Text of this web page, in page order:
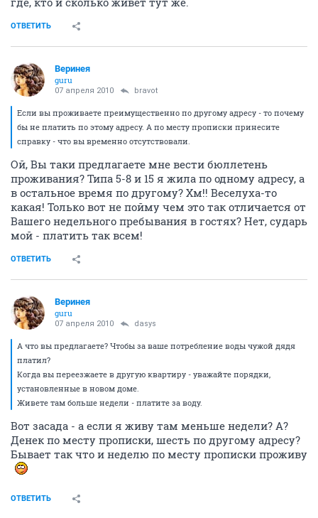
ОТВЕТИТЬ
Веринея
guru
07 апреля 2010 bravot
Если вы проживаете преимущественно по другому адресу - то почему
бы не платить по этому адресу. А по месту прописки принесите
справку - что вы временно отсутствовали.
Ой, Вы таки предлагаете мне вести бюллетень
проживания? Типа 5-8 и 15 я жила по одному адресу, а
в остальное время по другому? Хм!! Веселуха-то
какая! Только вот не пойму чем это так отличается от
Вашего недельного пребывания в гостях? Нет, сударь
мой - платить так всем!
ОТВЕТИТЬ
Веринея
guru
07 апреля 2010 dasys
А что вы предлагаете? Чтобы за ваше потребление воды чужой дядя
платил?
Когда вы переезжаете в другую квартиру - уважайте порядки,
установленные в новом доме.
Живете там больше недели - платите за воду.
Вот засада - а если я живу там меньше недели? А?
Денек по месту прописки, шесть по другому адресу?
Бывает так что и неделю по месту прописки проживу
ОТВЕТИТЬ